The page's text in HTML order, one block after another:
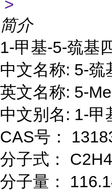
>
简介
1-甲基-5-巯基
中文名称: 5-
英文名称: 5-
中文别名: 1-
CAS号：
分子式：
分子量：